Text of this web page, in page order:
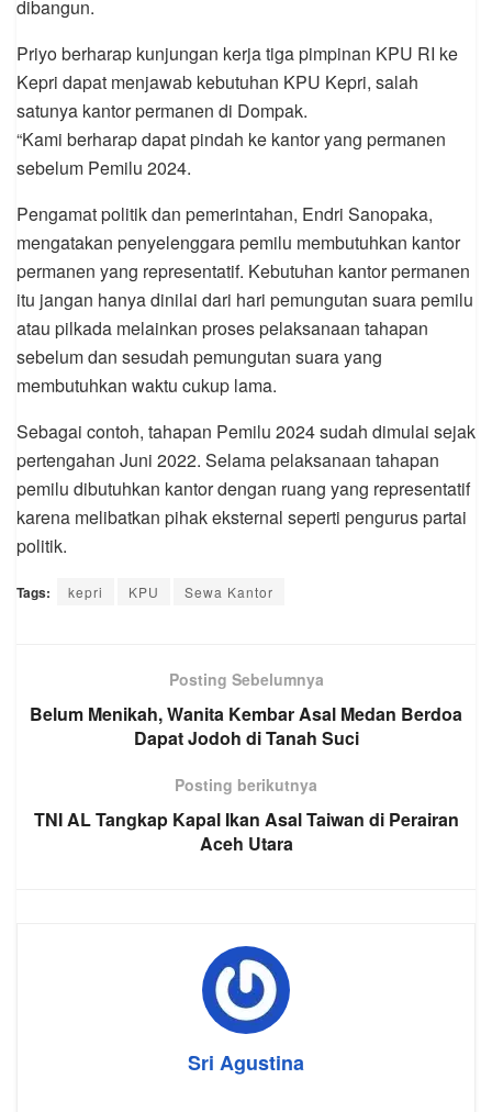
dibangun.
Priyo berharap kunjungan kerja tiga pimpinan KPU RI ke
Kepri dapat menjawab kebutuhan KPU Kepri, salah
satunya kantor permanen di Dompak.
“Kami berharap dapat pindah ke kantor yang permanen
sebelum Pemilu 2024.
Pengamat politik dan pemerintahan, Endri Sanopaka,
mengatakan penyelenggara pemilu membutuhkan kantor
permanen yang representatif. Kebutuhan kantor permanen
itu jangan hanya dinilai dari hari pemungutan suara pemilu
atau pilkada melainkan proses pelaksanaan tahapan
sebelum dan sesudah pemungutan suara yang
membutuhkan waktu cukup lama.
Sebagai contoh, tahapan Pemilu 2024 sudah dimulai sejak
pertengahan Juni 2022. Selama pelaksanaan tahapan
pemilu dibutuhkan kantor dengan ruang yang representatif
karena melibatkan pihak eksternal seperti pengurus partai
politik.
Tags: kepri KPU Sewa Kantor
Posting Sebelumnya
Belum Menikah, Wanita Kembar Asal Medan Berdoa
Dapat Jodoh di Tanah Suci
Posting berikutnya
TNI AL Tangkap Kapal Ikan Asal Taiwan di Perairan
Aceh Utara
Sri Agustina